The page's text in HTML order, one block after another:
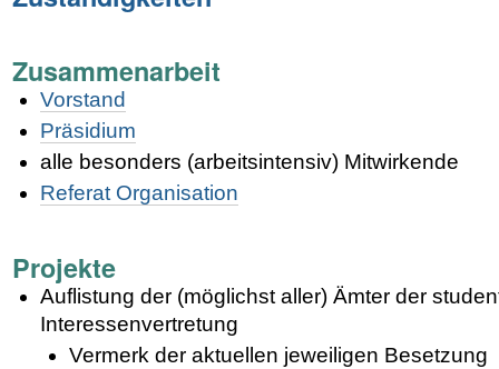
Zusammenarbeit
Vorstand
Präsidium
alle besonders (arbeitsintensiv) Mitwirkende
Referat Organisation
Projekte
Auflistung der (möglichst aller) Ämter der
Interessenvertretung
Vermerk der aktuellen jeweiligen Besetzung